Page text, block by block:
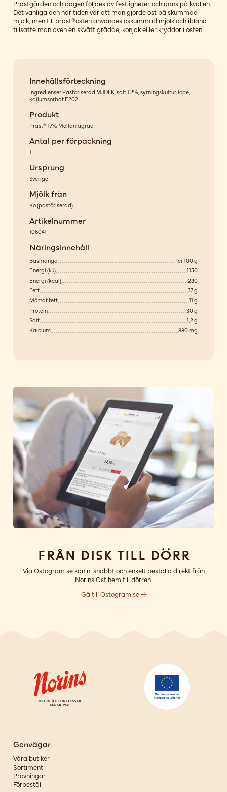
Prästgården och dagen följdes av festligheter och dans på kvällen.
Det vanliga den här tiden var att man gjorde ost på skummad
mjölk, men till präst®osten användes oskummad mjölk och ibland
tillsatte man även en skvätt grädde, konjak elller kryddor i osten.
Innehållsförteckning
Ingredienser:Pastöriserad MJÖLK, salt 1.2%, syrningskultur, löpe,
kaliumsorbat E202.
Produkt
Präst® 17% Mellanlagrad
Antal per förpackning
1
Ursprung
Sverige
Mjölk från
Ko(pastöriserad)
Artikelnummer
106041
Näringsinnehåll
Basmängd
Per 100 g
Energi (kJ)
1150
Energi (kcal)
280
Fett
17 g
Mättat fett
11 g
Protein
30 g
Salt
1,2 g
Kalcium
880 mg
Från disk till dörr
Via Ostogram.se kan ni snabbt och enkelt beställa direkt från
Norins Ost hem till dörren.
Gå till Ostogram.se
Genvägar
Våra butiker
Sortiment
Provningar
Förbeställ